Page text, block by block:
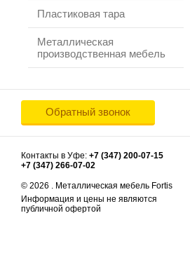
Пластиковая тара
Металлическая
производственная мебель
Обратный звонок
Контакты в Уфе: +7 (347) 200-07-15
+7 (347) 266-07-02
© 2026 . Металлическая мебель Fortis
Информация и цены не являются
публичной офертой